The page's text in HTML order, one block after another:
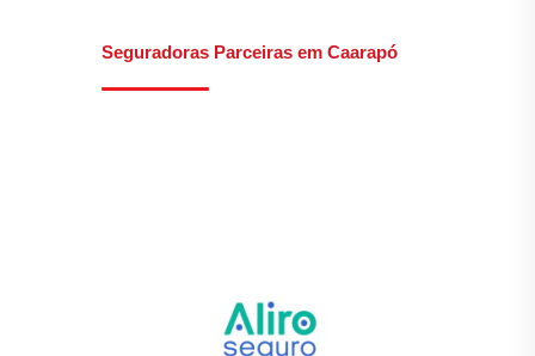
Seguradoras Parceiras em Caarapó